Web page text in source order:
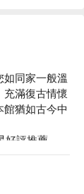
同家一般溫
充滿復古情懷
猶如古今中
好評推薦
鐘，擁有優越
具裝潢，為
選擇。